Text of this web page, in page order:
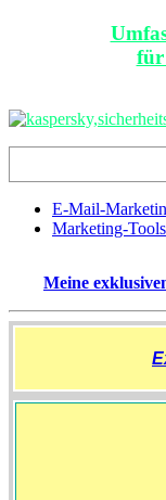
für
E-Mail-
Marketing-Tools
Meine